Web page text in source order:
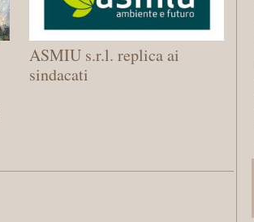
ASMIU s.r.l. replica ai
sindacati